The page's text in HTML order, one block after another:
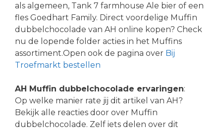
als algemeen, Tank 7 farmhouse Ale bier of een
fles Goedhart Family. Direct voordelige Muffin
dubbelchocolade van AH online kopen? Check
nu de lopende folder acties in het Muffins
assortiment.Open ook de pagina over Bij
Troefmarkt bestellen
AH Muffin dubbelchocolade ervaringen:
Op welke manier rate jij dit artikel van AH?
Bekijk alle reacties door over Muffin
dubbelchocolade. Zelf iets delen over dit